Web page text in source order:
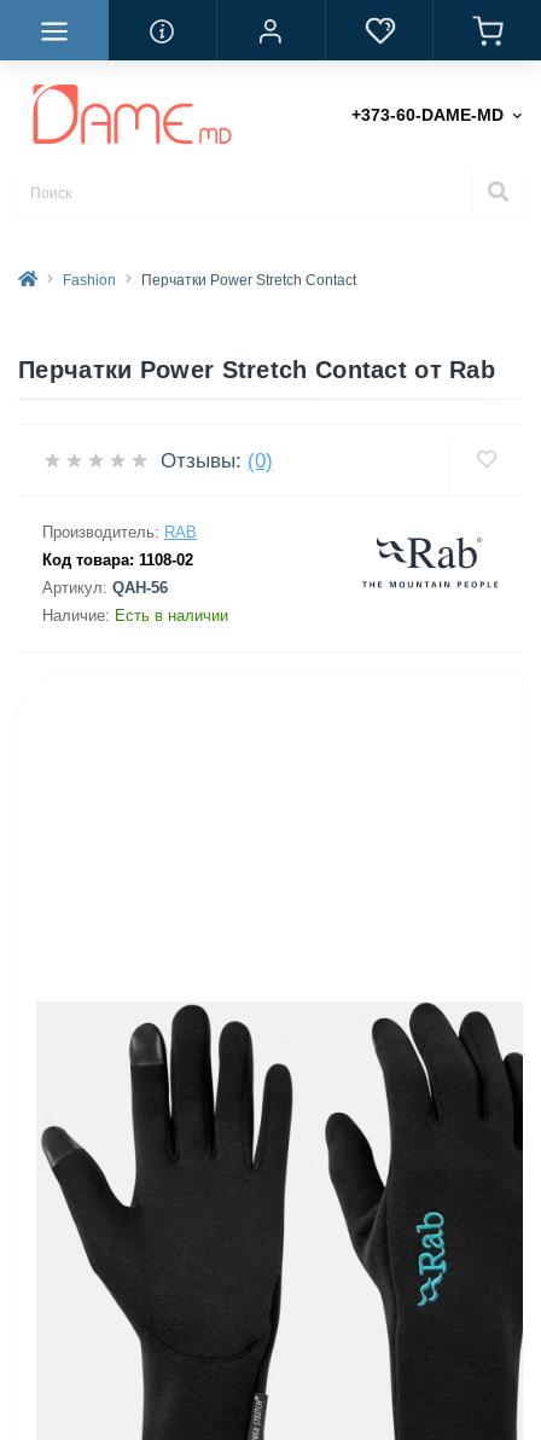
+373-60-DAME-MD
Fashion Перчатки Power Stretch Contact
Перчатки Power Stretch Contact от Rab
Отзывы: (0)
Производитель: RAB
Код товара: 1108-02
Артикул: QAH-56
Наличие: Есть в наличии